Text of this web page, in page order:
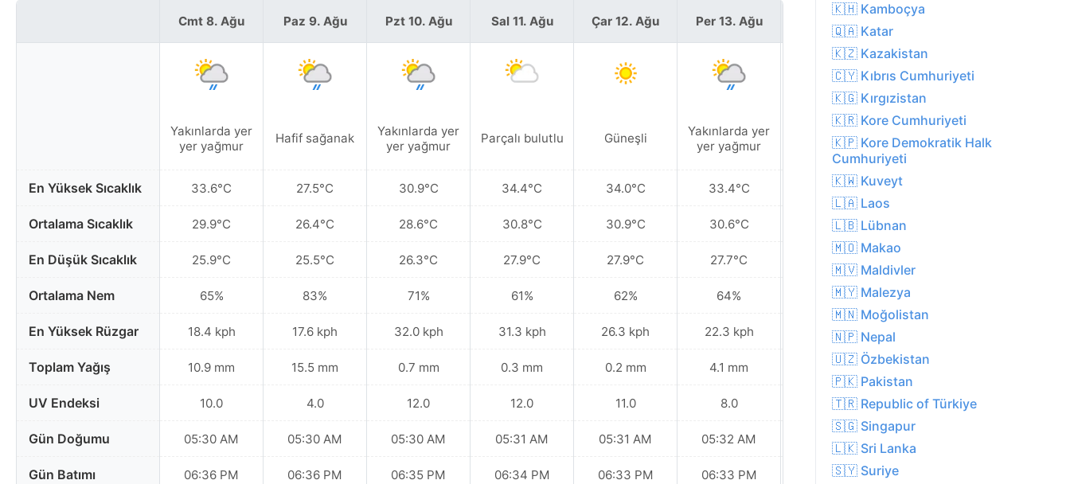
En Yüksek Sıcaklık
Ortalama Sıcaklık
En Düşük Sıcaklık
Ortalama Nem
En Yüksek Rüzgar
Toplam Yağış
UV Endeksi
Gün Doğumu
Gün Batımı
Cmt 8. Ağu
Yakınlarda yer
yer yağmur
33.6°C
29.9°C
25.9°C
65%
18.4 kph
10.9 mm
10.0
05:30 AM
06:36 PM
Paz 9. Ağu
Hafif sağanak
27.5°C
26.4°C
25.5°C
83%
17.6 kph
15.5 mm
4.0
05:30 AM
06:36 PM
Pzt 10. Ağu
Yakınlarda yer
yer yağmur
30.9°C
28.6°C
26.3°C
71%
32.0 kph
0.7 mm
12.0
05:30 AM
06:35 PM
Sal 11. Ağu
Parçalı bulutlu
34.4°C
30.8°C
27.9°C
61%
31.3 kph
0.3 mm
12.0
05:31 AM
06:34 PM
Çar 12. Ağu
Güneşli
34.0°C
30.9°C
27.9°C
62%
26.3 kph
0.2 mm
11.0
05:31 AM
06:33 PM
Per 13. Ağu
Yakınlarda yer
yer yağmur
33.4°C
30.6°C
27.7°C
64%
22.3 kph
4.1 mm
8.0
05:32 AM
06:33 PM
Yakınlarda yer
yer yağmur
33.4°C
30.2°C
68%
20.9 kph
4.4 mm
8.0
05:32 AM
06:32 PM
🇰🇭 Kamboçya
🇶🇦 Katar
🇰🇿 Kazakistan
🇨🇾 Kıbrıs Cumhuriyeti
🇰🇬 Kırgızistan
🇰🇷 Kore Cumhuriyeti
🇰🇵 Kore Demokratik Halk
Cumhuriyeti
🇰🇼 Kuveyt
🇱🇦 Laos
🇱🇧 Lübnan
🇲🇴 Makao
🇲🇻 Maldivler
🇲🇾 Malezya
🇲🇳 Moğolistan
🇳🇵 Nepal
🇺🇿 Özbekistan
🇵🇰 Pakistan
🇹🇷 Republic of Türkiye
🇸🇬 Singapur
🇱🇰 Sri Lanka
🇸🇾 Suriye